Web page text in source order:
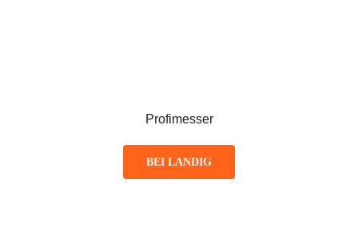
Profimesser
BEI LANDIG